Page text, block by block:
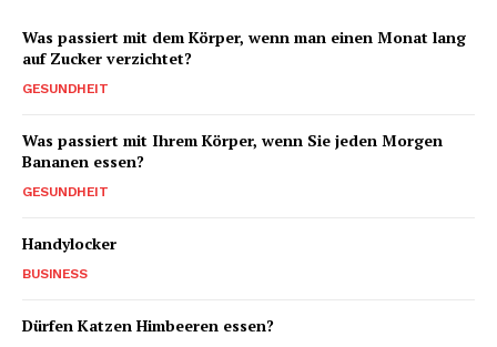
Was passiert mit dem Körper, wenn man einen Monat lang
auf Zucker verzichtet?
GESUNDHEIT
Was passiert mit Ihrem Körper, wenn Sie jeden Morgen
Bananen essen?
GESUNDHEIT
Handylocker
BUSINESS
Dürfen Katzen Himbeeren essen?